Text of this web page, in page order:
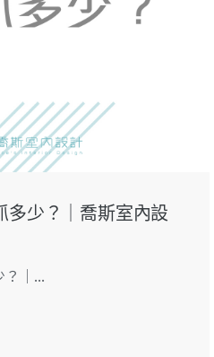
多少？｜喬斯室內設
｜...